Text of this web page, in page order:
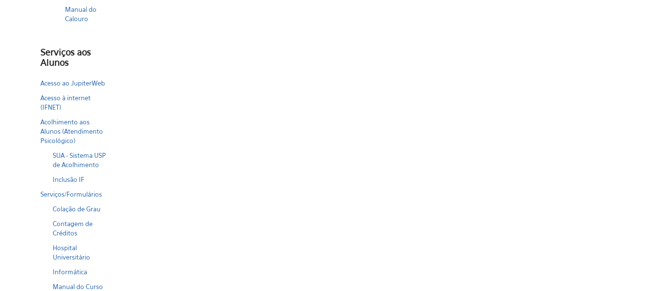
Manual do
Calouro
Serviços aos
Alunos
Acesso ao JupiterWeb
Acesso à internet
(IFNET)
Acolhimento aos
Alunos (Atendimento
Psicológico)
SUA - Sistema USP
de Acolhimento
Inclusão IF
Serviços/Formulários
Colação de Grau
Contagem de
Créditos
Hospital
Universitário
Informática
Manual do Curso